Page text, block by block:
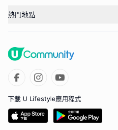
熱門地點
下載 U Lifestyle應用程式